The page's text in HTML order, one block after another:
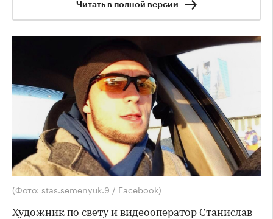
Читать в полной версии
(Фото: stas.semenyuk.9 / Facebook)
Художник по свету и видеооператор Станислав